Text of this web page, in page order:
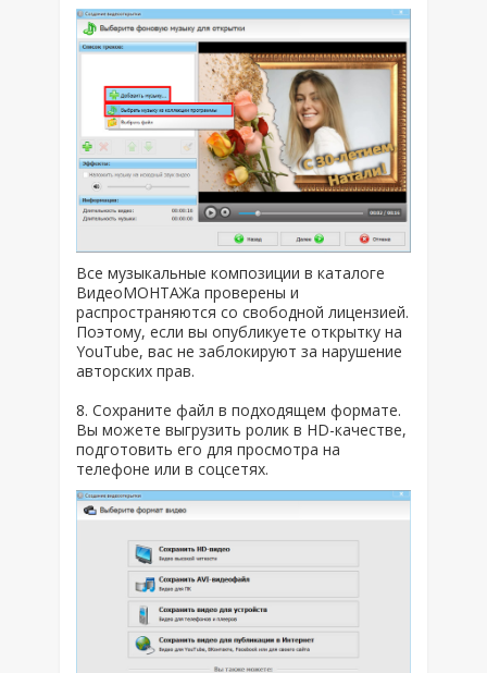
Все музыкальные композиции в каталоге
ВидеоМОНТАЖа проверены и
распространяются со свободной лицензией.
Поэтому, если вы опубликуете открытку на
YouTube, вас не заблокируют за нарушение
авторских прав.
8. Сохраните файл в подходящем формате.
Вы можете выгрузить ролик в HD-качестве,
подготовить его для просмотра на
телефоне или в соцсетях.